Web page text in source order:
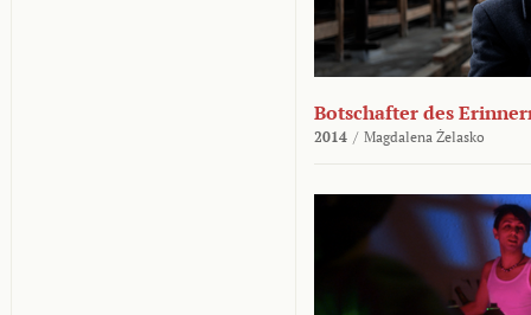
Botschafter des
2014 / Magdalena Żelasko